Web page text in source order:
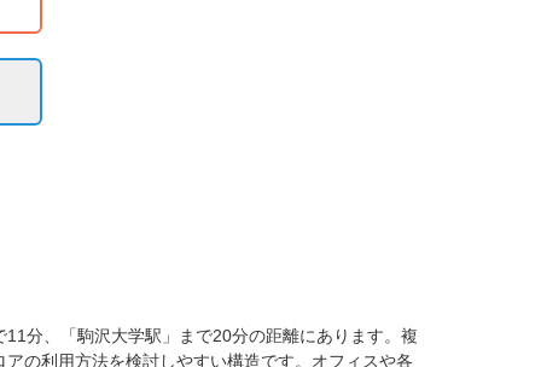
分、「駒沢大学駅」まで20分の距離にあります。複
の利用方法を検討しやすい構造です。オフィスや各